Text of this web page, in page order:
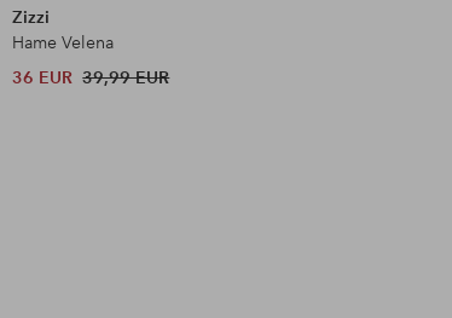
Zizzi
Hame Velena
36 EUR 39,99 EUR